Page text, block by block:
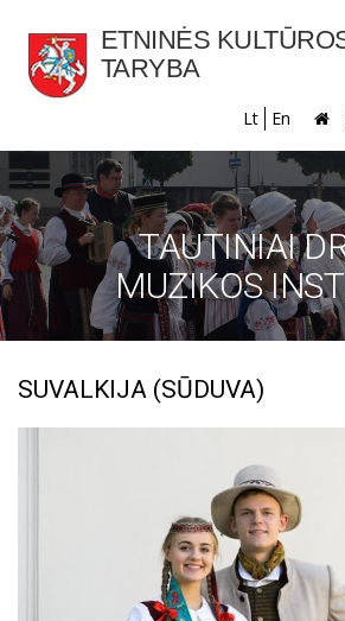
ETNINĖS
TARYBA
Lt En
TAUTINIAI
MUZIKOS
SUVALKIJA (SŪDUVA)